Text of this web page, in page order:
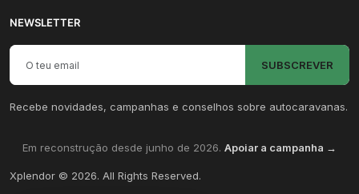
NEWSLETTER
Email para newsletter
SUBSCREVER
Recebe novidades, campanhas e conselhos sobre autocaravanas.
Em reconstrução desde junho de 2026. Apoiar a campanha →
Xplendor © 2026. All Rights Reserved.